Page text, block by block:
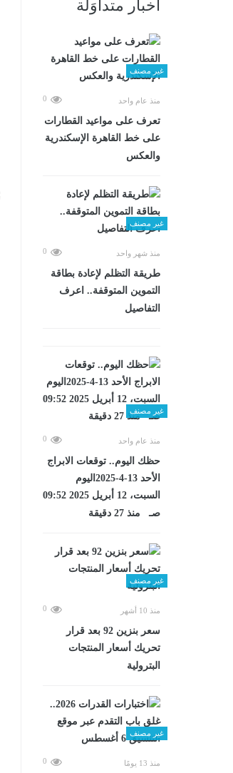
أخبار متداوَلة
غير مصنف
منذ عام واحد 0
تعرف على مواعيد القطارات
على خط القاهرة الإسكندرية
والعكس
غير مصنف
منذ شهر واحد 0
طريقة التظلم لإعادة بطاقة
التموين المتوقفة.. اعرف
التفاصيل
غير مصنف
منذ عام واحد 0
حظك اليوم.. توقعات الابراج
الأحد 13-4-2025اليوم
السبت، 12 أبريل 2025 09:52
صـ منذ 27 دقيقة
غير مصنف
منذ 10 أشهر 0
سعر بنزين 92 بعد قرار
تحريك أسعار المنتجات
البترولية
غير مصنف
منذ 13 يومًا 0